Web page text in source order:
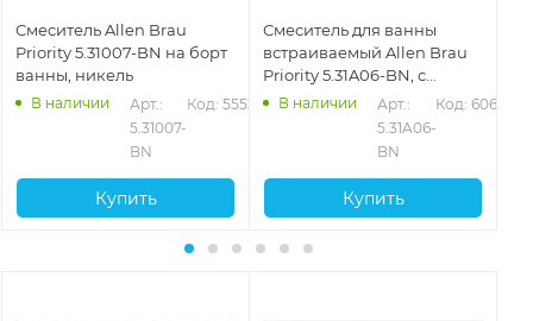
Смеситель Allen Brau
Priority 5.31007-BN на борт
ванны, никель
В наличии
Арт.:
5.31007-
BN
Код: 55530
Купить
Смеситель для ванны
встраиваемый Allen Brau
Priority 5.31A06-BN, с
внутренней частью,
никель брашированный
В наличии
Арт.:
5.31A06-
BN
Код: 60670
Купить